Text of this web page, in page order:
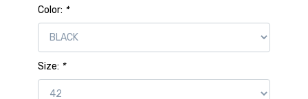
Color: *
Size: *